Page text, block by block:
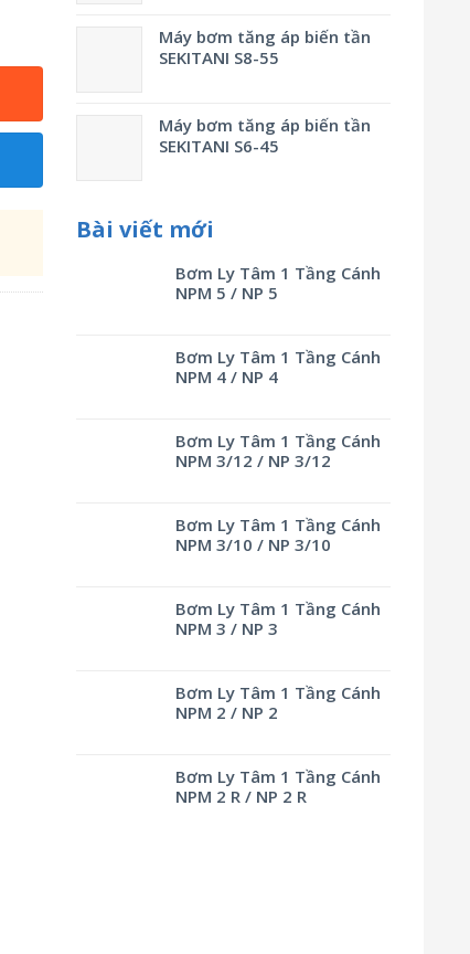
Máy bơm tăng áp biến tần
SEKITANI S8-55
Máy bơm tăng áp biến tần
SEKITANI S6-45
Bài viết mới
Bơm Ly Tâm 1 Tầng Cánh
NPM 5 / NP 5
Bơm Ly Tâm 1 Tầng Cánh
NPM 4 / NP 4
Bơm Ly Tâm 1 Tầng Cánh
NPM 3/12 / NP 3/12
Bơm Ly Tâm 1 Tầng Cánh
NPM 3/10 / NP 3/10
Bơm Ly Tâm 1 Tầng Cánh
NPM 3 / NP 3
Bơm Ly Tâm 1 Tầng Cánh
NPM 2 / NP 2
Bơm Ly Tâm 1 Tầng Cánh
NPM 2 R / NP 2 R